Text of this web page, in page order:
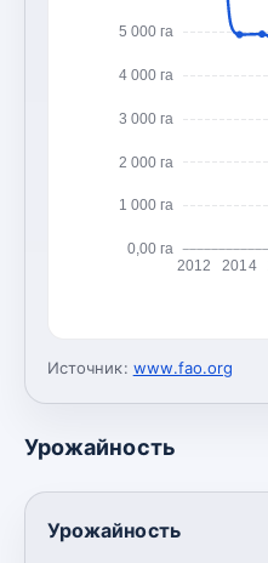
0,00 га
1 000 га
2 000 га
3 000 га
4 000 га
5 000 га
2012 2014
Источник: www.fao.org
Урожайность
Урожайность